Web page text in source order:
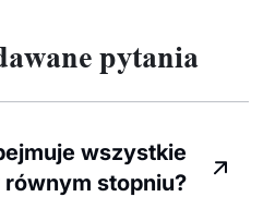
pytania
wszystkie
stopniu?